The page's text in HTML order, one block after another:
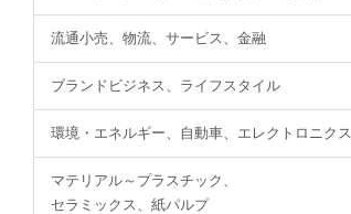
流通小売、物流、サービス、金融
ブランドビジネス、ライフスタイル
環境・エネルギー、自動車、エレクトロニクス
マテリアル～プラスチック、
セラミックス、紙パルプ